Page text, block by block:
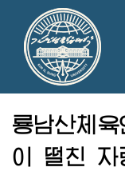
룡남산체
이 떨친 자